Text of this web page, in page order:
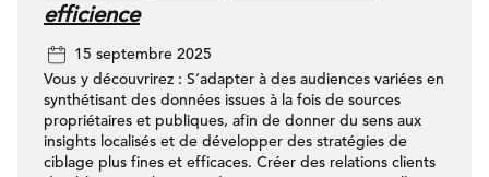
efficience
15 septembre 2025
Vous y découvrirez : S’adapter à des audiences variées en
synthétisant des données issues à la fois de sources
propriétaires et publiques, afin de donner du sens aux
insights localisés et de développer des stratégies de
ciblage plus fines et efficaces. Créer des relations clients